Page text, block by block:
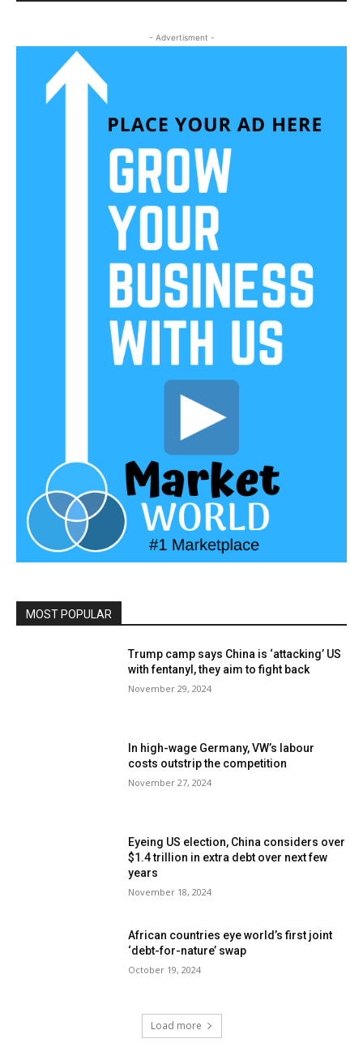
- Advertisment -
MOST POPULAR
Trump camp says China is ‘attacking’ US
with fentanyl, they aim to fight back
November 29, 2024
In high-wage Germany, VW’s labour
costs outstrip the competition
November 27, 2024
Eyeing US election, China considers over
$1.4 trillion in extra debt over next few
years
November 18, 2024
African countries eye world’s first joint
‘debt-for-nature’ swap
October 19, 2024
Load more